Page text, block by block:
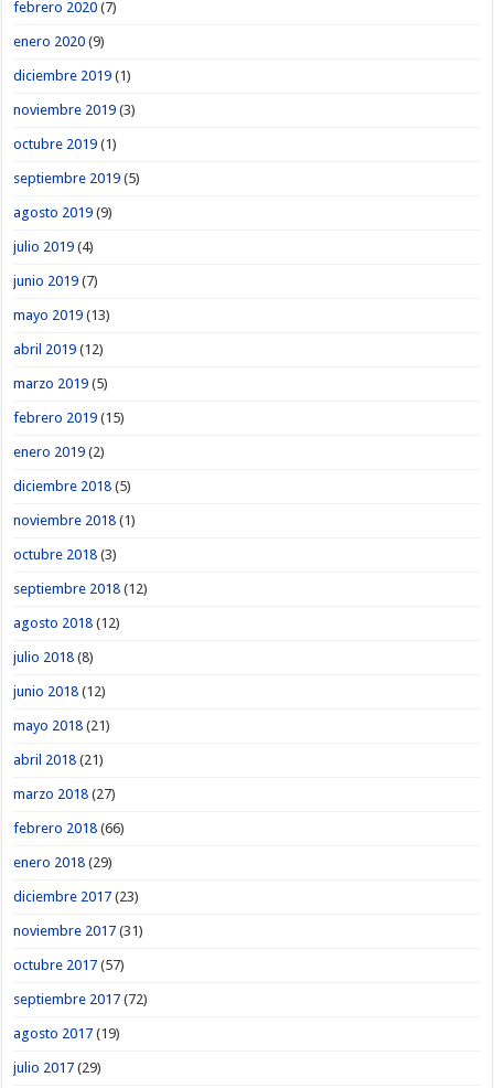
febrero 2020 (7)
enero 2020 (9)
diciembre 2019 (1)
noviembre 2019 (3)
octubre 2019 (1)
septiembre 2019 (5)
agosto 2019 (9)
julio 2019 (4)
junio 2019 (7)
mayo 2019 (13)
abril 2019 (12)
marzo 2019 (5)
febrero 2019 (15)
enero 2019 (2)
diciembre 2018 (5)
noviembre 2018 (1)
octubre 2018 (3)
septiembre 2018 (12)
agosto 2018 (12)
julio 2018 (8)
junio 2018 (12)
mayo 2018 (21)
abril 2018 (21)
marzo 2018 (27)
febrero 2018 (66)
enero 2018 (29)
diciembre 2017 (23)
noviembre 2017 (31)
octubre 2017 (57)
septiembre 2017 (72)
agosto 2017 (19)
julio 2017 (29)